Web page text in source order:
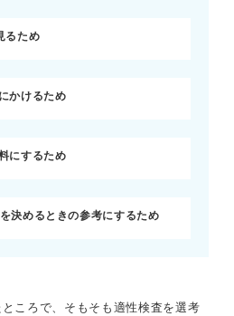
るため
かけるため
にするため
決めるときの参考にするため
ころで、そもそも適性検査を選考